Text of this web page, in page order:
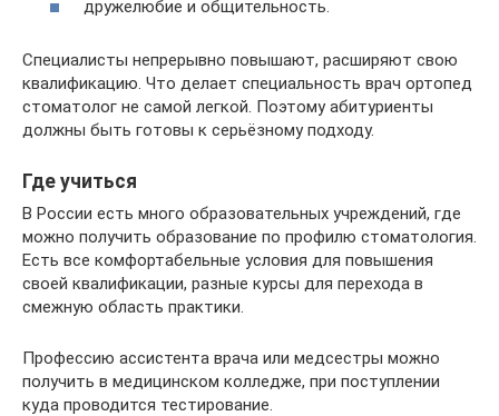
дружелюбие и общительность.
Специалисты непрерывно повышают, расширяют свою
квалификацию. Что делает специальность врач ортопед
стоматолог не самой легкой. Поэтому абитуриенты
должны быть готовы к серьёзному подходу.
Где учиться
В России есть много образовательных учреждений, где
можно получить образование по профилю стоматология.
Есть все комфортабельные условия для повышения
своей квалификации, разные курсы для перехода в
смежную область практики.
Профессию ассистента врача или медсестры можно
получить в медицинском колледже, при поступлении
куда проводится тестирование.